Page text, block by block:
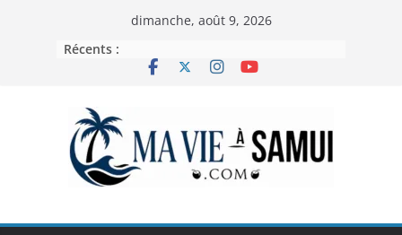
dimanche, août 9, 2026
Récents :